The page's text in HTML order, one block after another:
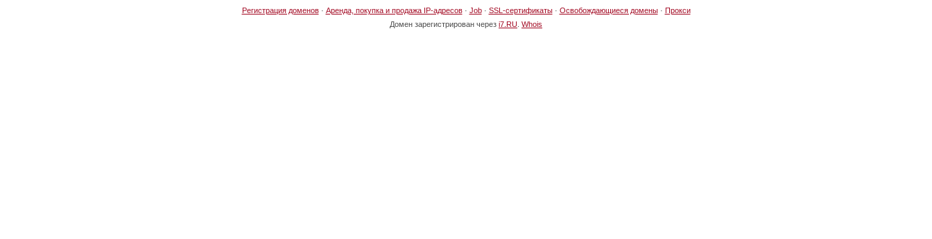
Регистрация доменов· Аренда, покупка и продажа IP-адресов· Job· SSL-сертификаты· Освобождающиеся домены· Прокси
Домен зарегистрирован через i7.RU Whois